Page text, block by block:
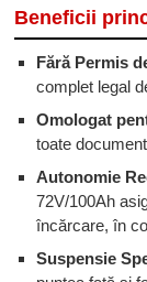
Beneficii
Fără Permis
complet legal
Omologat
toate
Autonomie
72V/100Ah
încărcare, în
Suspensie